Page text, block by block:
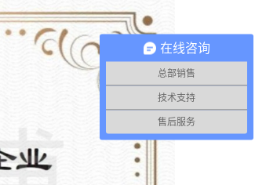
在线咨询
总部销售
技术支持
售后服务